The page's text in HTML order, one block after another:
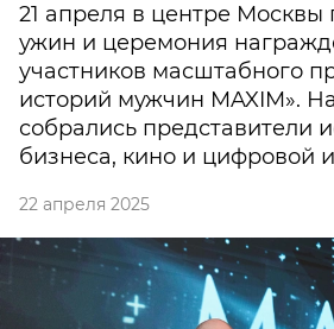
21 апреля в центре Москвы
ужин и церемония
участников масштабного
историй мужчин MAXIM».
собрались представители
бизнеса, кино и цифровой
22 апреля 2025